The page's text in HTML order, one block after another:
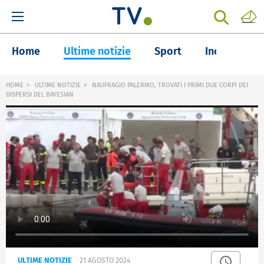
Home Ultime notizie Sport Inchieste
HOME ULTIME NOTIZIE
NAUFRAGIO PALERMO, TROVATI I PRIMI DUE CORPI DEI
DISPERSI DEL BAYESIAN
ULTIME NOTIZIE 21 AGOSTO 2024